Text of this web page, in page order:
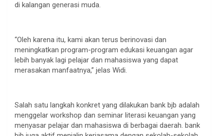
di kalangan generasi muda.
“Oleh karena itu, kami akan terus berinovasi dan
meningkatkan program-program edukasi keuangan agar
lebih banyak lagi pelajar dan mahasiswa yang dapat
merasakan manfaatnya,” jelas Widi.
Salah satu langkah konkret yang dilakukan bank bjb adalah
menggelar workshop dan seminar literasi keuangan yang
menyasar pelajar dan mahasiswa di berbagai daerah. bank